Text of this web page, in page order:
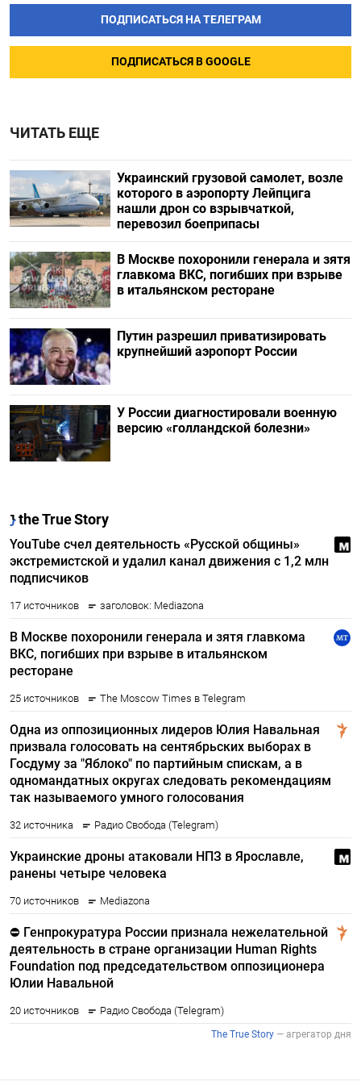
ПОДПИСАТЬСЯ НА ТЕЛЕГРАМ
ПОДПИСАТЬСЯ В GOOGLE
ЧИТАТЬ ЕЩЕ
Украинский грузовой самолет, возле
которого в аэропорту Лейпцига
нашли дрон со взрывчаткой,
перевозил боеприпасы
В Москве похоронили генерала и зятя
главкома ВКС, погибших при взрыве
в итальянском ресторане
Путин разрешил приватизировать
крупнейший аэропорт России
У России диагностировали военную
версию «голландской болезни»